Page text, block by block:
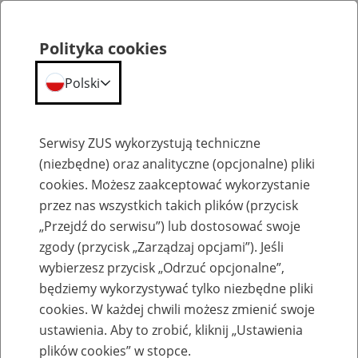
Emerytury
Baza zlikwidowanych lub
przekształconych zakładów pracy
Polityka cookies
Polski
Serwisy ZUS wykorzystują techniczne
(niezbędne) oraz analityczne (opcjonalne) pliki
cookies. Możesz zaakceptować wykorzystanie
przez nas wszystkich takich plików (przycisk
„Przejdź do serwisu”) lub dostosować swoje
zgody (przycisk „Zarządzaj opcjami”). Jeśli
wybierzesz przycisk „Odrzuć opcjonalne”,
będziemy wykorzystywać tylko niezbędne pliki
cookies. W każdej chwili możesz zmienić swoje
ustawienia. Aby to zrobić, kliknij „Ustawienia
plików cookies” w stopce.